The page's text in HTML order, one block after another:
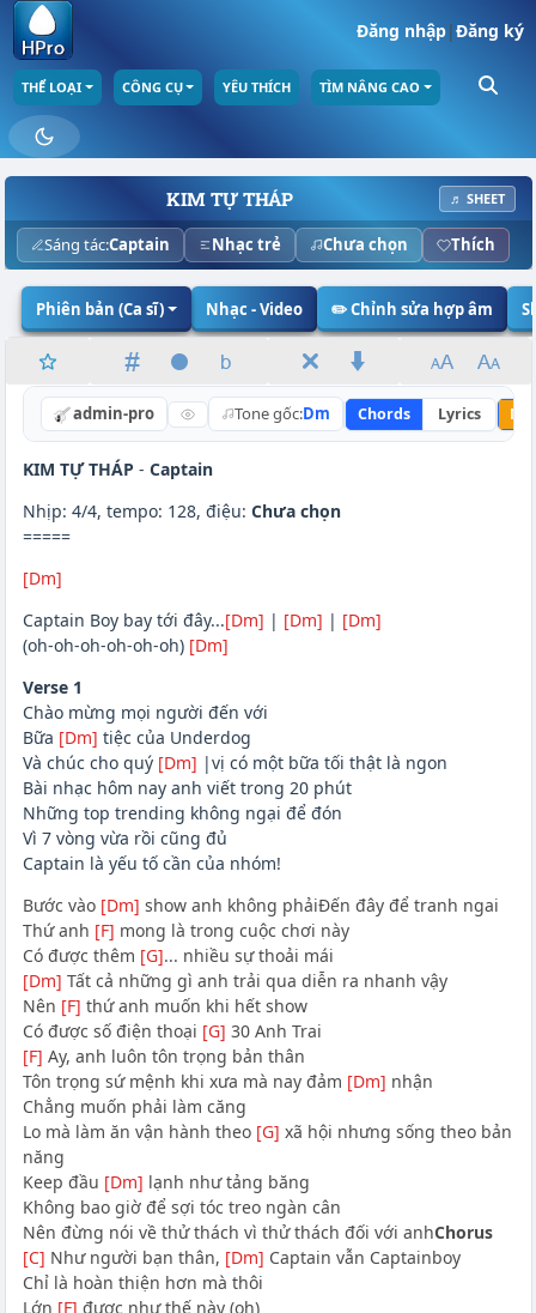
Đăng nhập|Đăng ký
THỂ LOẠI CÔNG CỤ YÊU THÍCH TÌM NÂNG CAO
KIM TỰ THÁP ♬ SHEET
Sáng tác:Captain Nhạc trẻ Chưa chọn Thích
Phiên bản (Ca sĩ) Nhạc - Video ✏️ Chỉnh sửa hợp âm
admin-pro Tone gốc:Dm Chords Lyrics
KIM TỰ THÁP - Captain
Nhịp: 4/4, tempo: 128, điệu: Chưa chọn
=====
[Dm]
Captain Boy bay tới đây...[Dm] | [Dm] | [Dm]
(oh-oh-oh-oh-oh-oh) [Dm]
Verse 1
Chào mừng mọi người đến với
Bữa [Dm] tiệc của Underdog
Và chúc cho quý [Dm] |vị có một bữa tối thật là ngon
Bài nhạc hôm nay anh viết trong 20 phút
Những top trending không ngại để đón
Vì 7 vòng vừa rồi cũng đủ
Captain là yếu tố cần của nhóm!
Bước vào [Dm] show anh không phảiĐến đây để tranh ngai
Thứ anh [F] mong là trong cuộc chơi này
Có được thêm [G]... nhiều sự thoải mái
[Dm] Tất cả những gì anh trải qua diễn ra nhanh vậy
Nên [F] thứ anh muốn khi hết show
Có được số điện thoại [G] 30 Anh Trai
[F] Ay, anh luôn tôn trọng bản thân
Tôn trọng sứ mệnh khi xưa mà nay đảm [Dm] nhận
Chẳng muốn phải làm căng
Lo mà làm ăn vận hành theo [G] xã hội nhưng sống theo bản
năng
Keep đầu [Dm] lạnh như tảng băng
Không bao giờ để sợi tóc treo ngàn cân
Nên đừng nói về thử thách vì thử thách đối với anhChorus
[C] Như người bạn thân, [Dm] Captain vẫn Captainboy
Chỉ là hoàn thiện hơn mà thôi
Lớn [F] được như thế này (oh)